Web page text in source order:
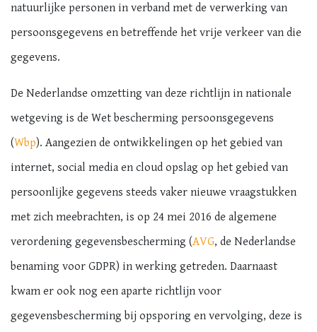
natuurlijke personen in verband met de verwerking van
persoonsgegevens en betreffende het vrije verkeer van die
gegevens.
De Nederlandse omzetting van deze richtlijn in nationale
wetgeving is de Wet bescherming persoonsgegevens
(Wbp). Aangezien de ontwikkelingen op het gebied van
internet, social media en cloud opslag op het gebied van
persoonlijke gegevens steeds vaker nieuwe vraagstukken
met zich meebrachten, is op 24 mei 2016 de algemene
verordening gegevensbescherming (AVG, de Nederlandse
benaming voor GDPR) in werking getreden. Daarnaast
kwam er ook nog een aparte richtlijn voor
gegevensbescherming bij opsporing en vervolging, deze is